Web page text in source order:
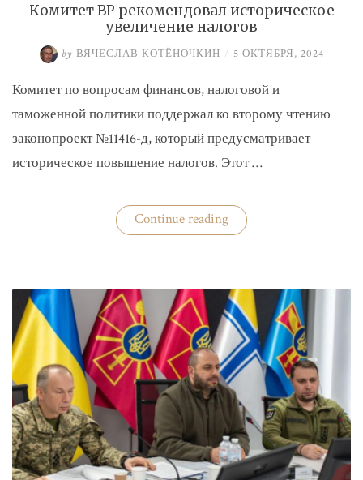
Комитет ВР рекомендовал историческое
увеличение налогов
by ВЯЧЕСЛАВ КОТЁНОЧКИН / 5 ОКТЯБРЯ, 2024
Комитет по вопросам финансов, налоговой и
таможенной политики поддержал ко второму чтению
законопроект №11416-д, который предусматривает
историческое повышение налогов. Этот …
Continue reading«Комитет
ВР
налогов»